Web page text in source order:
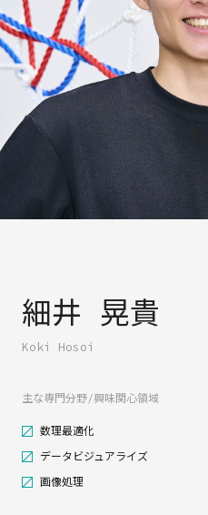
細井 晃貴
Koki Hosoi
主な専門分野/興味関心領域
数理最適化
データビジュアライズ
画像処理